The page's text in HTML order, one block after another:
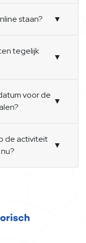
staan? ▼
tegelijk
▼
voor de
▼
de activiteit
▼